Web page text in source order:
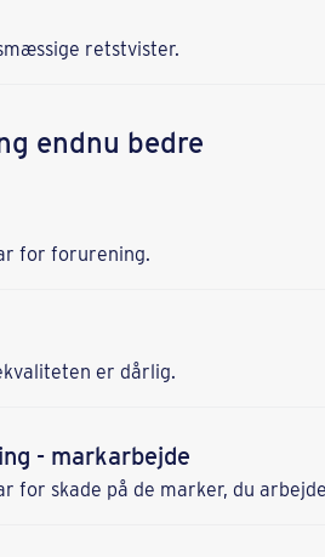
retstvister.
endnu bedre
for forurening.
er dårlig.
- markarbejde
for skade på de marker, du